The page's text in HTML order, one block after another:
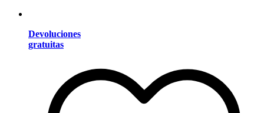
Devoluciones
gratuitas